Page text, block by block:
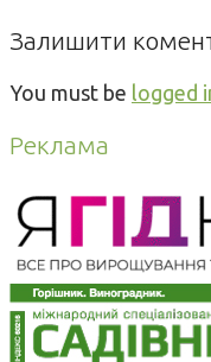
Залишити
You must be logged
Реклама